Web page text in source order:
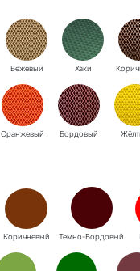
Бежевый Хаки
Оранжевый Бордовый
Коричневый Темно-Бордовый